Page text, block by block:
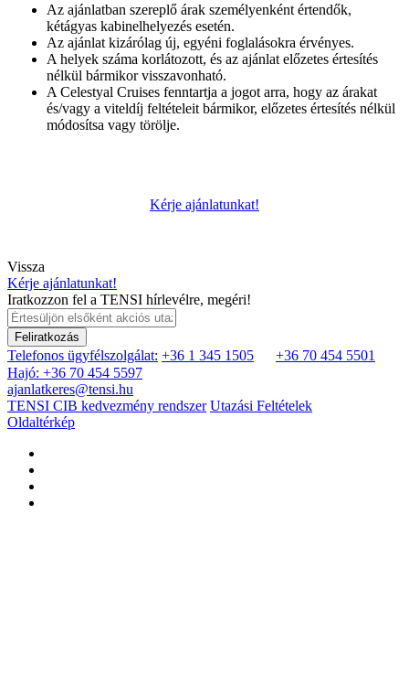
Az ajánlatban szereplő árak személyenként értendők,
kétágyas kabinelhelyezés esetén.
Az ajánlat kizárólag új, egyéni foglalásokra érvényes.
A helyek száma korlátozott, és az ajánlat előzetes értesítés
nélkül bármikor visszavonható.
A Celestyal Cruises fenntartja a jogot arra, hogy az árakat
és/vagy a viteldíj feltételeit bármikor, előzetes értesítés nélkül
módosítsa vagy törölje.
Kérje ajánlatunkat!
Vissza
Kérje ajánlatunkat!
Iratkozzon fel a TENSI hírlevélre, megéri!
Feliratkozás
Telefonos ügyfélszolgálat: +36 1 345 1505
+36 70 454 5501
Hajó: +36 70 454 5597
ajanlatkeres@tensi.hu
TENSI CIB kedvezmény rendszer Utazási Feltételek
Oldaltérkép